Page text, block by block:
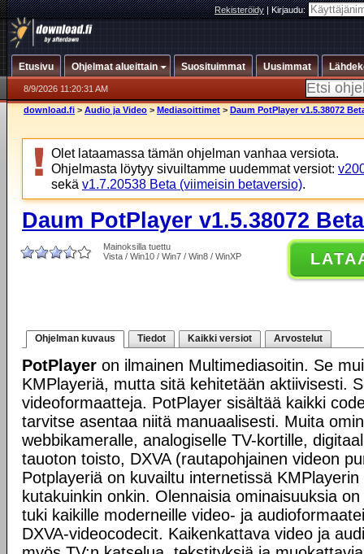
Rekisteröidy|Kirjaudu:
Etusivu Ohjelmat alueittain Suosituimmat Uusimmat
8/9/2026 11:20:31 AM
download.fi > Audio ja Video > Mediasoittimet > Daum PotPlayer v1.5.38072
Olet lataamassa tämän ohjelman vanhaa versiota.
Ohjelmasta löytyy sivuiltamme uudemmat versiot:
sekä v1.7.20538 Beta (viimeisin betaversio).
Daum PotPlayer v1.5.38072
Mainoksilla tuettu
Vista / Win10 / Win7 / Win8 / WinXP
Ohjelman kuvaus Tiedot Kaikki versiot Arvostelut
PotPlayer on ilmainen Multimediasoitin. Se
KMPlayeriä, mutta sitä kehitetään aktiivisesti.
videoformaatteja. PotPlayer sisältää kaikki
tarvitse asentaa niitä manuaalisesti. Muita
webbikameralle, analogiselle TV-kortille,
tauoton toisto, DXVA (rautapohjainen videon
Potplayeriä on kuvailtu internetissä
kutakuinkin onkin. Olennaisia ominaisuuksia
tuki kaikille moderneille video- ja
DXVA-videocodecit. Kaikenkattava video ja